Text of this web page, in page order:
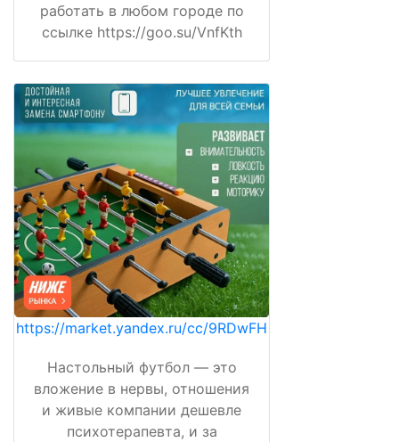
работать в любом городе по
ссылке https://goo.su/VnfKth
https://market.yandex.ru/cc/9RDwFH
Настольный футбол — это
вложение в нервы, отношения
и живые компании дешевле
психотерапевта, и за